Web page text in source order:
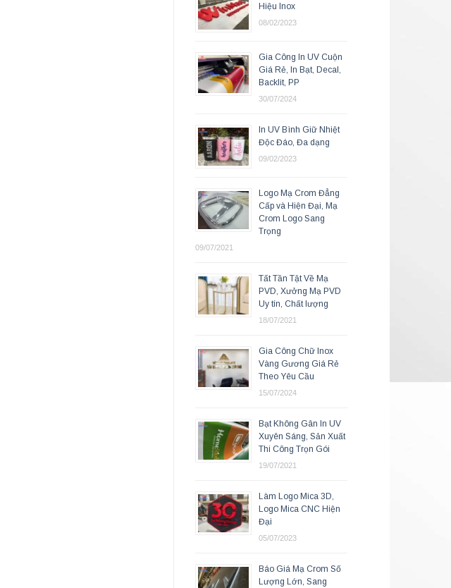
Hiệu Inox
08/02/2023
Gia Công In UV Cuộn
Giá Rẻ, In Bạt, Decal,
Backlit, PP
30/07/2024
In UV Bình Giữ Nhiệt
Độc Đáo, Đa dạng
09/02/2023
Logo Mạ Crom Đẳng
Cấp và Hiện Đại, Mạ
Crom Logo Sang
Trọng
09/07/2021
Tất Tần Tật Về Mạ
PVD, Xưởng Mạ PVD
Uy tín, Chất lượng
18/07/2021
Gia Công Chữ Inox
Vàng Gương Giá Rẻ
Theo Yêu Cầu
15/07/2024
Bạt Không Gân In UV
Xuyên Sáng, Sản Xuất
Thi Công Trọn Gói
19/07/2021
Làm Logo Mica 3D,
Logo Mica CNC Hiện
Đại
05/07/2023
Báo Giá Mạ Crom Số
Lượng Lớn, Sang